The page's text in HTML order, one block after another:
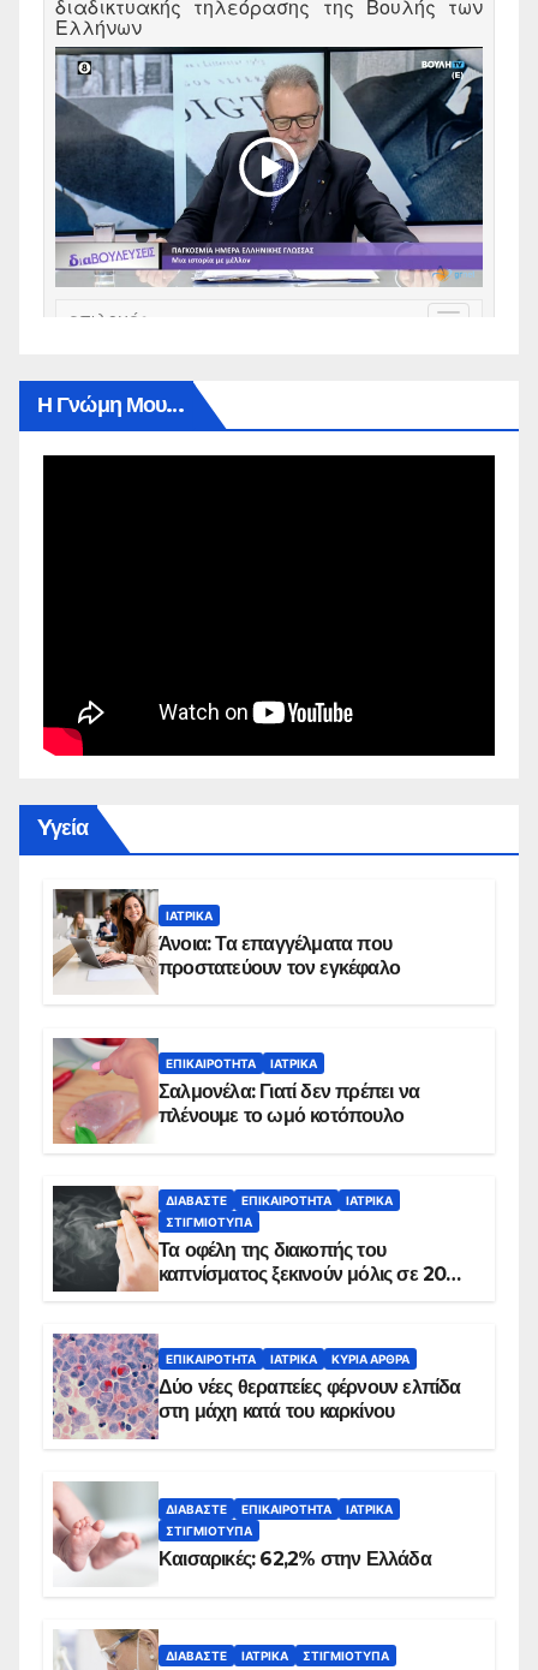
Η Γνώμη Μου…
Yγεία
ΙΑΤΡΙΚΆ
Άνοια: Τα επαγγέλματα που
προστατεύουν τον εγκέφαλο
ΕΠΙΚΑΙΡΌΤΗΤΑ ΙΑΤΡΙΚΆ
Σαλμονέλα: Γιατί δεν πρέπει να
πλένουμε το ωμό κοτόπουλο
ΔΙΑΒΆΣΤΕ ΕΠΙΚΑΙΡΌΤΗΤΑ
ΙΑΤΡΙΚΆ
ΣΤΙΓΜΙΌΤΥΠΑ
Τα οφέλη της διακοπής του
καπνίσματος ξεκινούν μόλις σε 20
ΕΠΙΚΑΙΡΌΤΗΤΑ ΙΑΤΡΙΚΆ ΚΥΡΙΑ ΑΡΘΡΑ
Δύο νέες θεραπείες φέρνουν ελπίδα
στη μάχη κατά του καρκίνου
ΔΙΑΒΆΣΤΕ ΕΠΙΚΑΙΡΌΤΗΤΑ
ΙΑΤΡΙΚΆ
ΣΤΙΓΜΙΌΤΥΠΑ
Καισαρικές: 62,2% στην Ελλάδα
ΔΙΑΒΆΣΤΕ ΙΑΤΡΙΚΆ ΣΤΙΓΜΙΌΤΥΠΑ